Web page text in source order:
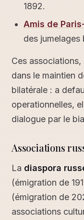
1892.
Amis de
des jumelages
Ces
dans le maintien
bilatérale : a
operationnelles,
dialogue par le
Associations
La diaspora
(émigration de
(émigration de
associations